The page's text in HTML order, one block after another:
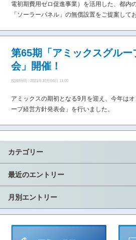
電初期費用ゼロ促進事業）を活用した、都内
「ソーラーパネル」の無償設置をご提案し
第65期「アミックスグル
会」開催！
投稿時間 : 2021年10月04日 11:00
アミックスの期初となる9月を迎え、今年は
ープ経営方針発表会」を行いました。
カテゴリー
最近のエントリー
月別エントリー